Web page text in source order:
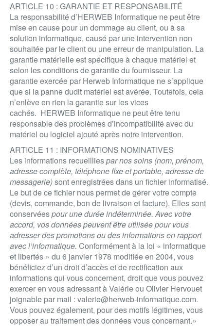
ARTICLE 10 : GARANTIE ET RESPONSABILITÉ
La responsabilité d’HERWEB Informatique ne peut être
mise en cause pour un dommage au client, ou à sa
solution informatique, causé par une intervention non
souhaitée par le client ou une erreur de manipulation. La
garantie matérielle est spécifique à chaque matériel et
selon les conditions de garantie du fournisseur. La
garantie exercée par Herweb Informatique ne s’applique
que si la panne dudit matériel est avérée. Toutefois, cela
n’enlève en rien la garantie sur les vices
cachés. HERWEB Informatique ne peut être tenu
responsable des problèmes d’incompatibilité avec du
matériel ou logiciel ajouté après notre intervention.
ARTICLE 11 : INFORMATIONS NOMINATIVES
Les informations recueilliespar nos soins (nom, prénom,
adresse complète, téléphone fixe et portable, adresse de
messagerie)sont enregistrées dans un fichier informatisé.
Le but de ce fichier nous permet de gérer votre compte
(devis, commande, bon de livraison et facture). Elles sont
conservéespour une durée indéterminée. Avec votre
accord, vos données peuvent être utilisée pour vous
adresser des promotions ou des informations en rapport
avec l’informatique. Conformément à la loi « informatique
et libertés » du 6 janvier 1978 modifiée en 2004, vous
bénéficiez d’un droit d’accès et de rectification aux
informations qui vous concernent, droit que vous pouvez
exercer en vous adressant à Valérie ou Olivier Hervouet
joignable par mail : valerie@herweb-informatique.com.
Vous pouvez également, pour des motifs légitimes, vous
opposer au traitement des données vous concernant.»